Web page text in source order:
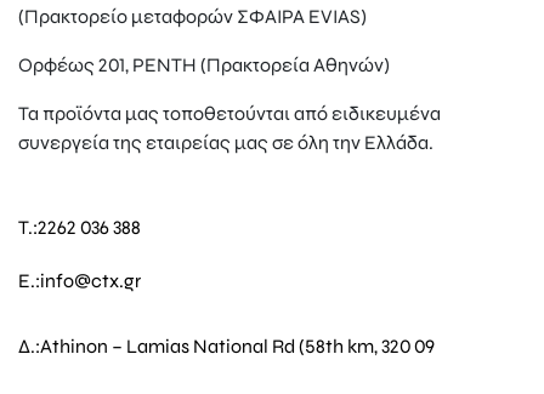
(Πρακτορείο μεταφορών ΣΦΑΙΡΑ EVIAS)
Ορφέως 201, ΡΕΝΤΗ (Πρακτορεία Αθηνών)
Τα προϊόντα μας τοποθετούνται από ειδικευμένα
συνεργεία της εταιρείας μας σε όλη την Ελλάδα.
T.:2262 036 388
E.:info@ctx.gr
Δ.:Athinon – Lamias National Rd (58th km, 320 09